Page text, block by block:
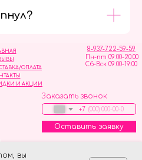
вы
ОПЛАТА
И АКЦИИ
8-937-722-59-59
Пн-пт 09:00-20:00
Сб-Вск 09:00-19:00
Заказать звонок
+7
Оставить заявку